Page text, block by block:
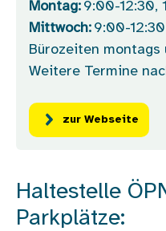
Montag: 9:00-12:30,
Mittwoch: 9:00-12:30
Bürozeiten montags
Weitere Termine
zur Webseite
Haltestelle
Parkplätze: